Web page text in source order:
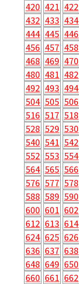
420 421 422
432 433 434
444 445 446
456 457 458
468 469 470
480 481 482
492 493 494
504 505 506
516 517 518
528 529 530
540 541 542
552 553 554
564 565 566
576 577 578
588 589 590
600 601 602
612 613 614
624 625 626
636 637 638
648 649 650
660 661 662